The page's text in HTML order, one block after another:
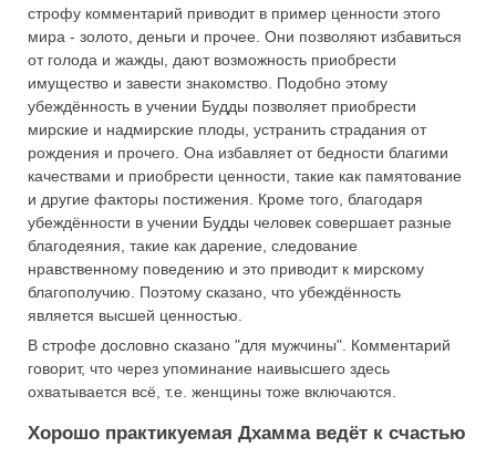
строфу комментарий приводит в пример ценности этого
мира - золото, деньги и прочее. Они позволяют избавиться
от голода и жажды, дают возможность приобрести
имущество и завести знакомство. Подобно этому
убеждённость в учении Будды позволяет приобрести
мирские и надмирские плоды, устранить страдания от
рождения и прочего. Она избавляет от бедности благими
качествами и приобрести ценности, такие как памятование
и другие факторы постижения. Кроме того, благодаря
убеждённости в учении Будды человек совершает разные
благодеяния, такие как дарение, следование
нравственному поведению и это приводит к мирскому
благополучию. Поэтому сказано, что убеждённость
является высшей ценностью.
В строфе дословно сказано "для мужчины". Комментарий
говорит, что через упоминание наивысшего здесь
охватывается всё, т.е. женщины тоже включаются.
Хорошо практикуемая Дхамма ведёт к счастью